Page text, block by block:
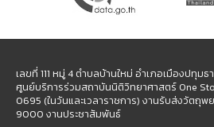
เลขที่ 111 หมู่ 4 ตำบลบ้านใหม่ อำเภอเมืองปทุ
ศูนย์บริการร่วมสถาบันนิติวิทยาศาสตร์ One
0695 (ในวันและเวลาราชการ) งานรับส่งวัตถุ
9000 งานประชาสัมพันธ์